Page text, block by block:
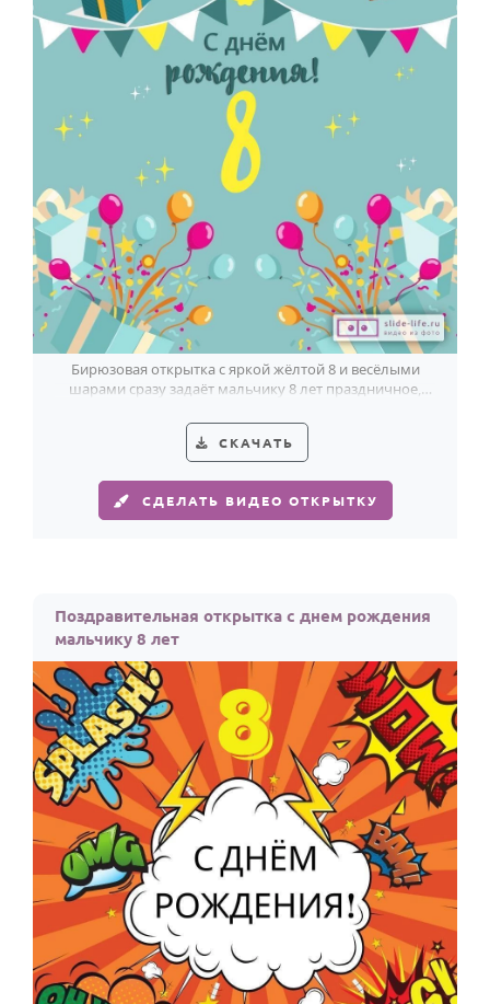
Бирюзовая открытка с яркой жёлтой 8 и весёлыми
шарами сразу задаёт мальчику 8 лет праздничное,
СКАЧАТЬ
СДЕЛАТЬ ВИДЕО ОТКРЫТКУ
Поздравительная открытка с днем рождения
мальчику 8 лет